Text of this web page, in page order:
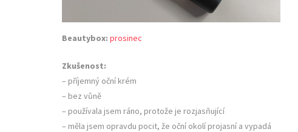
Beautybox: prosinec
Zkušenost:
– příjemný oční krém
– bez vůně
– používala jsem ráno, protože je rozjasňující
– měla jsem opravdu pocit, že oční okolí projasní a vypadá